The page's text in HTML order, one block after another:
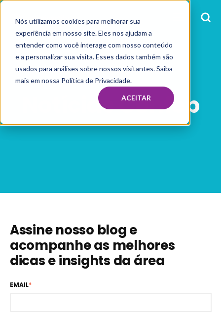
Nós utilizamos cookies para melhorar sua
experiência em nosso site. Eles nos ajudam a
entender como você interage com nosso conteúdo
e a personalizar sua visita. Esses dados também são
usados para análises sobre nossos visitantes. Saiba
mais em nossa Política de Privacidade.
ACEITAR
Notícias Confeb
Assine nosso blog e
acompanhe as melhores
dicas e insights da área
EMAIL*